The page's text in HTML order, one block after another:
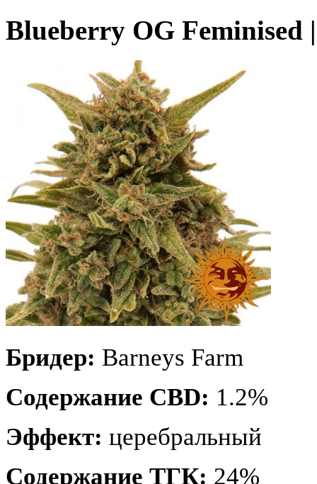
Blueberry OG Feminised
Бридер: Barneys Farm
Содержание CBD: 1.2%
Эффект: церебральный
Содержание ТГК: 24%